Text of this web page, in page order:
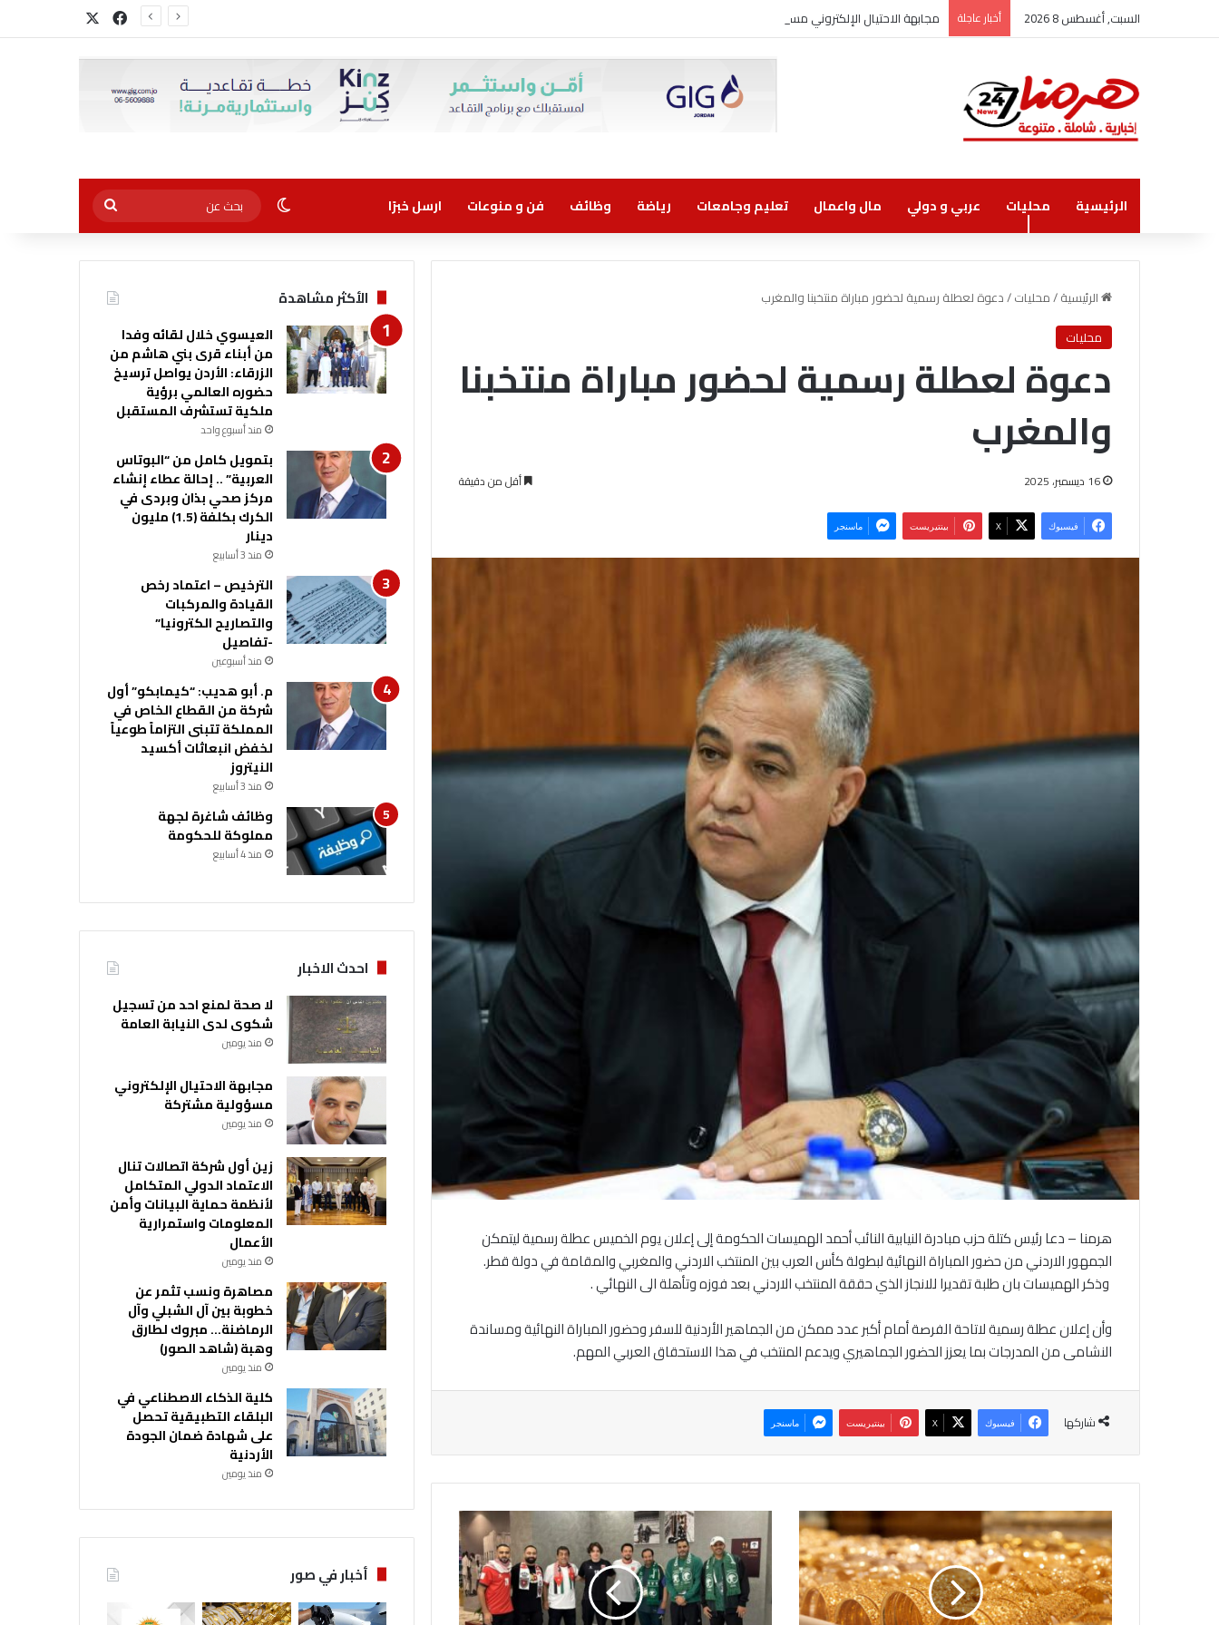
السبت, أغسطس 8 2026 أخبار عاجلة مجابهة الاحتيال الإلكتروني مسؤولية مشتركة فيسبوك
الرئيسية محليات عربي و دولي مال واعمال تعليم وجامعات رياضة وظائف فن و منوعات ارسل خبرًا الوضع المظلم
بحث
عن
الرئيسية/محليات/دعوة لعطلة رسمية لحضور مباراة منتخبنا والمغرب
محليات
دعوة لعطلة رسمية لحضور مباراة منتخبنا
والمغرب
16 ديسمبر، 2025 أقل من دقيقة
فيسبوك ‫X بينتيريست ماسنجر
هرمنا – دعا رئيس كتلة حزب مبادرة النيابية النائب أحمد الهميسات الحكومة إلى إعلان يوم الخميس عطلة رسمية ليتمكن
الجمهور الاردني من حضور المباراة النهائية لبطولة كأس العرب بين المنتخب الاردني والمغربي والمقامة في دولة قطر.
وذكر الهميسات بان طلبة تقديرا للانجاز الذي حققة المنتخب الاردني بعد فوزه وتأهلة الى النهائي .
وأن إعلان عطلة رسمية لاتاحة الفرصة أمام أكبر عدد ممكن من الجماهير الأردنية للسفر وحضور المباراة النهائية ومساندة
النشامى من المدرجات بما يعزز الحضور الجماهيري ويدعم المنتخب في هذا الاستحقاق العربي المهم.
شاركها فيسبوك ‫X بينتيريست ماسنجر
8
6
.
7
د
ي
و
ي
ل
الأكثر مشاهدة
العيسوي خلال لقائه وفدا
من أبناء قرى بني هاشم من
الزرقاء: الأردن يواصل ترسيخ
حضوره العالمي برؤية
ملكية تستشرف المستقبل
منذ أسبوع واحد
بتمويل كامل من “البوتاس
العربية” .. إحالة عطاء إنشاء
مركز صحي بذان وبردى في
الكرك بكلفة (1.5) مليون
دينار
منذ 3 أسابيع
الترخيص – اعتماد رخص
القيادة والمركبات
والتصاريح الكترونيا”
-تفاصيل
منذ أسبوعين
م. أبو هديب: “كيمابكو” أول
شركة من القطاع الخاص في
المملكة تتبنى التزاماً طوعياً
لخفض انبعاثات أكسيد
النيتروز
منذ 3 أسابيع
وظائف شاغرة لجهة
مملوكة للحكومة
منذ 4 أسابيع
احدث الاخبار
لا صحة لمنع احد من تسجيل
شكوى لدى النيابة العامة
منذ يومين
مجابهة الاحتيال الإلكتروني
مسؤولية مشتركة
منذ يومين
زين أول شركة اتصالات تنال
الاعتماد الدولي المتكامل
لأنظمة حماية البيانات وأمن
المعلومات واستمرارية
الأعمال
منذ يومين
مصاهرة ونسب تثمر عن
خطوبة بين آل الشبلي وآل
الرماضنة… مبروك لطارق
وهبة (شاهد الصور)
منذ يومين
كلية الذكاء الاصطناعي في
البلقاء التطبيقية تحصل
على شهادة ضمان الجودة
الأردنية
منذ يومين
أخبار في صور